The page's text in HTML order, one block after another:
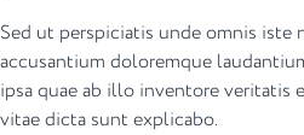
Sed ut perspiciatis unde omnis iste
accusantium doloremque
ipsa quae ab illo inventore veritatis
vitae dicta sunt explicabo.